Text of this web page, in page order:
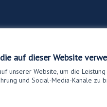
auf dieser Website
unserer Website, um die
und Social-Media-Kanäle zu